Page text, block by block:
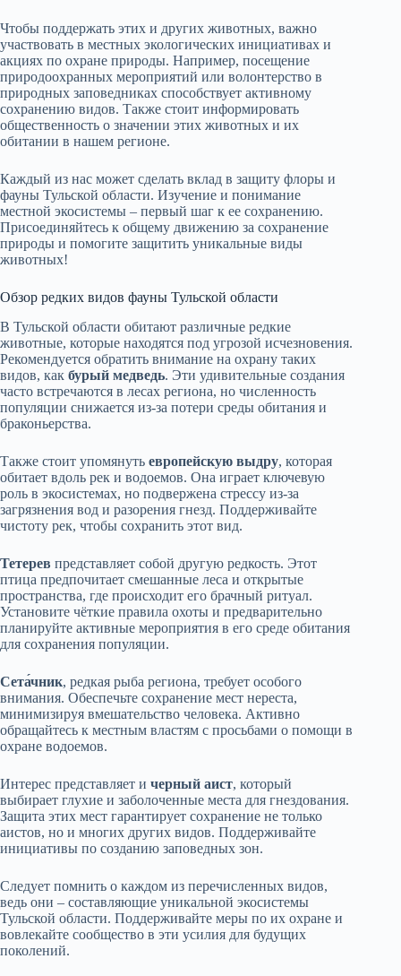
Чтобы поддержать этих и других животных, важно
участвовать в местных экологических инициативах и
акциях по охране природы. Например, посещение
природоохранных мероприятий или волонтерство в
природных заповедниках способствует активному
сохранению видов. Также стоит информировать
общественность о значении этих животных и их
обитании в нашем регионе.
Каждый из нас может сделать вклад в защиту флоры и
фауны Тульской области. Изучение и понимание
местной экосистемы – первый шаг к ее сохранению.
Присоединяйтесь к общему движению за сохранение
природы и помогите защитить уникальные виды
животных!
Обзор редких видов фауны Тульской области
В Тульской области обитают различные редкие
животные, которые находятся под угрозой исчезновения.
Рекомендуется обратить внимание на охрану таких
видов, как бурый медведь. Эти удивительные создания
часто встречаются в лесах региона, но численность
популяции снижается из-за потери среды обитания и
браконьерства.
Также стоит упомянуть европейскую выдру, которая
обитает вдоль рек и водоемов. Она играет ключевую
роль в экосистемах, но подвержена стрессу из-за
загрязнения вод и разорения гнезд. Поддерживайте
чистоту рек, чтобы сохранить этот вид.
Тетерев представляет собой другую редкость. Этот
птица предпочитает смешанные леса и открытые
пространства, где происходит его брачный ритуал.
Установите чёткие правила охоты и предварительно
планируйте активные мероприятия в его среде обитания
для сохранения популяции.
Сета́чник, редкая рыба региона, требует особого
внимания. Обеспечьте сохранение мест нереста,
минимизируя вмешательство человека. Активно
обращайтесь к местным властям с просьбами о помощи в
охране водоемов.
Интерес представляет и черный аист, который
выбирает глухие и заболоченные места для гнездования.
Защита этих мест гарантирует сохранение не только
аистов, но и многих других видов. Поддерживайте
инициативы по созданию заповедных зон.
Следует помнить о каждом из перечисленных видов,
ведь они – составляющие уникальной экосистемы
Тульской области. Поддерживайте меры по их охране и
вовлекайте сообщество в эти усилия для будущих
поколений.